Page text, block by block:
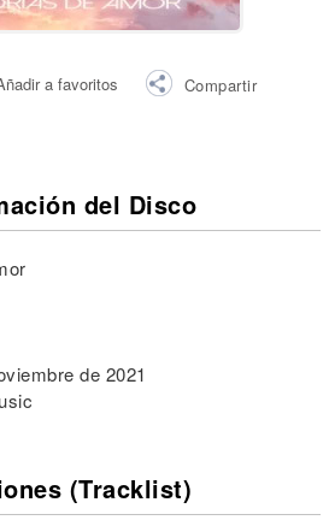
a favoritos Compartir
del Disco
de 2021
(Tracklist)